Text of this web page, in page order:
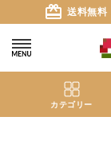
card_giftcard 送料無料
カテゴリー